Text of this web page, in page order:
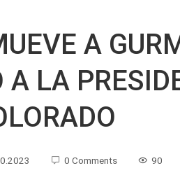
A
A LA
0 Comments 90